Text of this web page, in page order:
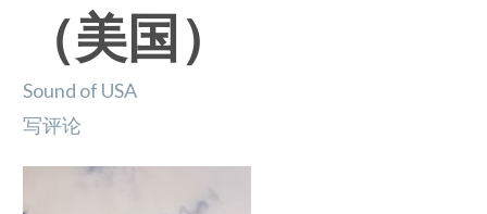
（美国）
Sound of USA
写评论